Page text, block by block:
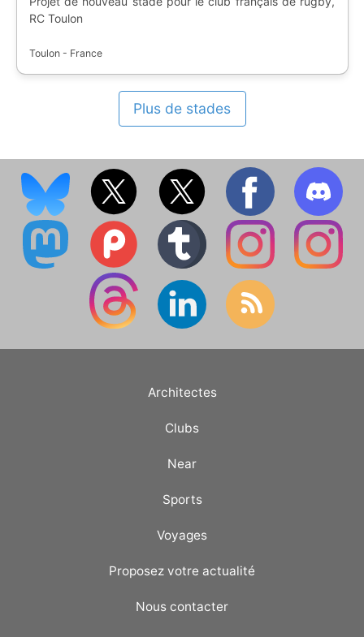
RC Toulon
Toulon - France
Plus de stades
Architectes
Clubs
Near
Sports
Voyages
Proposez votre actualité
Nous contacter